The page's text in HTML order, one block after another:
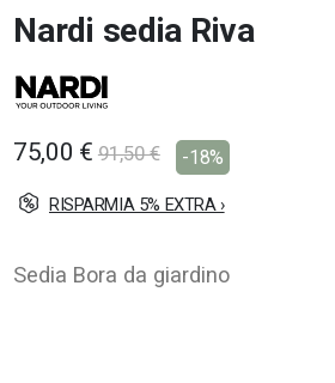
all'inizio
della
galleria
di
Nardi sedia Riva
75,00 € 91,50 € -18%
RISPARMIA 5% EXTRA ›
Sedia Bora da giardino